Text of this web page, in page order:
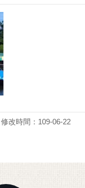
修改時間：109-06-22